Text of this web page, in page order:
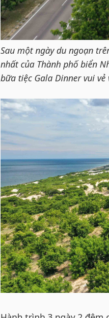
Sau một ngày du ngoạn
nhất của Thành phố biển
bữa tiệc Gala Dinner vui vẻ